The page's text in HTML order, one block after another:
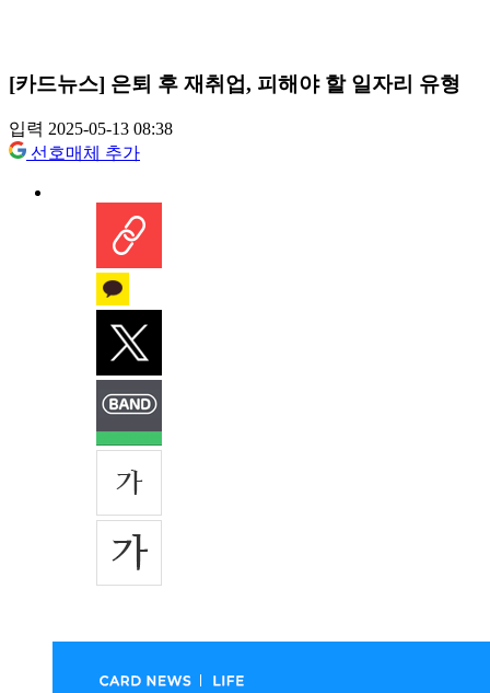
[카드뉴스] 은퇴 후 재취업, 피해야 할 일자리 유형
입력 2025-05-13 08:38
선호매체 추가